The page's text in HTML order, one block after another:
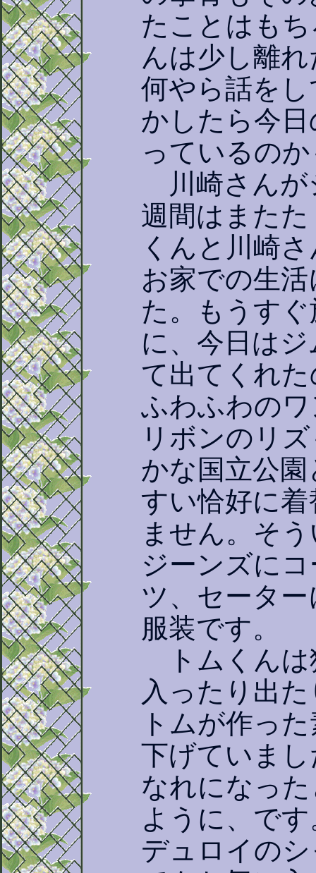
たことはも
んは少し離
何やら話を
かしたら今
っているの
川崎さんが
週間はまた
くんと川崎
お家での生
た。もうす
に、今日は
て出てくれ
ふわふわの
リボンのリ
かな国立公
すい恰好に
ません。そ
ジーンズに
ツ、セータ
服装です。
トムくんは
入ったり出
トムが作っ
下げていま
なれになっ
ように、で
デュロイの